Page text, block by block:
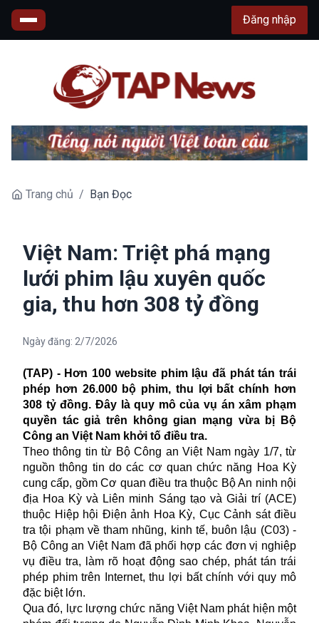
Đăng nhập
Trang chủ / Bạn Đọc
Việt Nam: Triệt phá mạng
lưới phim lậu xuyên quốc
gia, thu hơn 308 tỷ đồng
Ngày đăng: 2/7/2026
(TAP) - Hơn 100 website phim lậu đã phát tán trái
phép hơn 26.000 bộ phim, thu lợi bất chính hơn
308 tỷ đồng. Đây là quy mô của vụ án xâm phạm
quyền tác giả trên không gian mạng vừa bị Bộ
Công an Việt Nam khởi tố điều tra.
Theo thông tin từ Bộ Công an Việt Nam ngày 1/7, từ
nguồn thông tin do các cơ quan chức năng Hoa Kỳ
cung cấp, gồm Cơ quan điều tra thuộc Bộ An ninh nội
địa Hoa Kỳ và Liên minh Sáng tạo và Giải trí (ACE)
thuộc Hiệp hội Điện ảnh Hoa Kỳ, Cục Cảnh sát điều
tra tội phạm về tham nhũng, kinh tế, buôn lậu (C03) -
Bộ Công an Việt Nam đã phối hợp các đơn vị nghiệp
vụ điều tra, làm rõ hoạt động sao chép, phát tán trái
phép phim trên Internet, thu lợi bất chính với quy mô
đặc biệt lớn.
Qua đó, lực lượng chức năng Việt Nam phát hiện một